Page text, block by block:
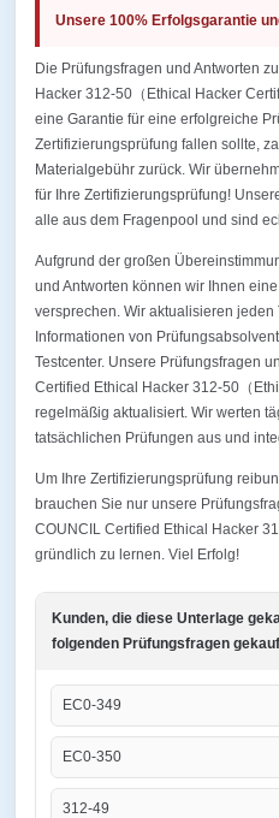
Unsere 100% Erfolgsgarantie
Die Prüfungsfragen und Antworten
Hacker 312-50（Ethical Hacker
eine Garantie für eine erfolgreiche
Zertifizierungsprüfung fallen sollte,
Materialgebühr zurück. Wir
für Ihre Zertifizierungsprüfung!
alle aus dem Fragenpool und sind
Aufgrund der großen
und Antworten können wir Ihnen
versprechen. Wir aktualisieren jeden
Informationen von
Testcenter. Unsere Prüfungsfragen
Certified Ethical Hacker 312-50（
regelmäßig aktualisiert. Wir werten
tatsächlichen Prüfungen aus und
Um Ihre Zertifizierungsprüfung
brauchen Sie nur unsere
COUNCIL Certified Ethical Hacker
gründlich zu lernen. Viel Erfolg!
Kunden, die diese Unterlage
folgenden Prüfungsfragen
EC0-349
EC0-350
312-49